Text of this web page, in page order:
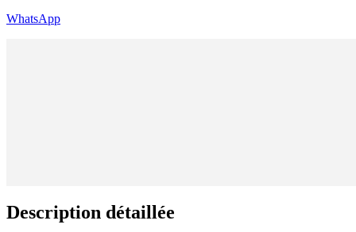
WhatsApp
Description détaillée